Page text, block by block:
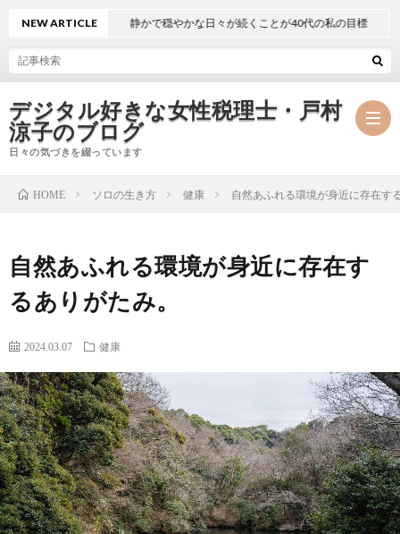
デジタル好きな女性税理士・戸村
涼子のブログ
日々の気づきを綴っています
ー
ル
HP
マ
ガ
筆
セ
ミ
ナ
NEW ARTICLE静かで穏やかな日々が続くことが40代の私の目標
HOME ソロの生き方 健康 自然あふれる環境が身近に存在す
自然あふれる環境が身近に存在す
るありがたみ。
2024.03.07 健康